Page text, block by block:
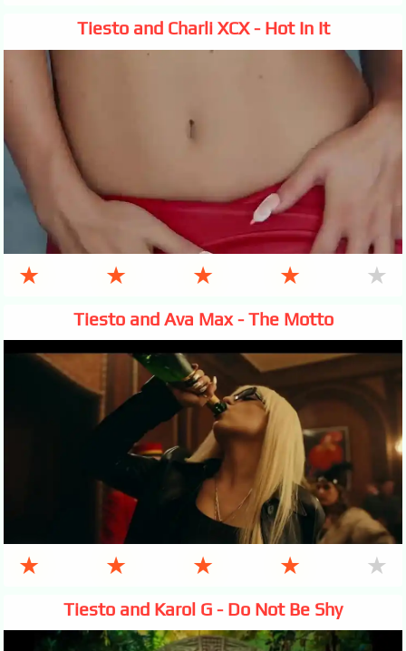
Tiesto and Charli XCX - Hot In It
★ ★ ★ ★ ★
Tiesto and Ava Max - The Motto
★ ★ ★ ★ ★
Tiesto and Karol G - Do Not Be Shy